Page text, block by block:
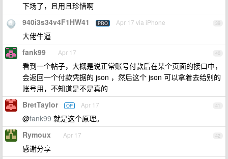
下场了，且用且珍惜啊
39
940i3s34v4F1HW41 PRO Apr 17 via iPhone
大佬牛逼
40
fank99 Apr 17
看到一个帖子，大概是说正常账号付款后在某个页面的接口中，
会返回一个付款凭据的 json ，然后这个 json 可以拿着去给别的
账号用，不知道是不是真的
41
BretTaylor OP Apr 17
@fank99 就是这个原理。
42
Rymoux Apr 17
感谢分享